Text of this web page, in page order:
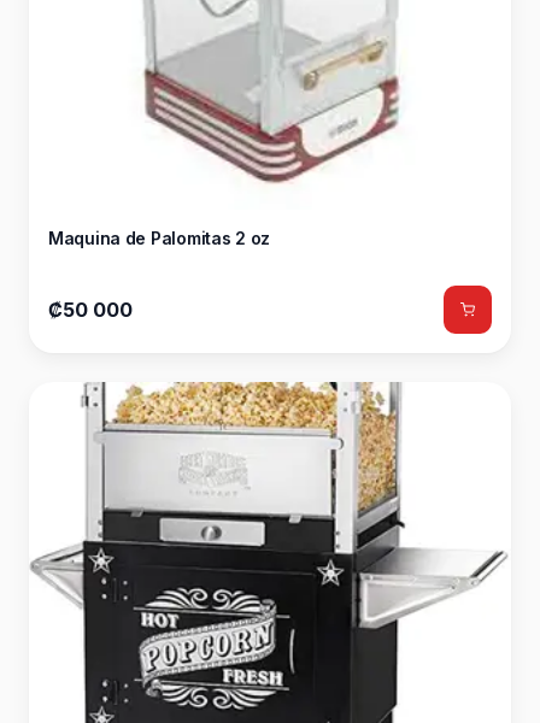
Maquina de Palomitas 2 oz
₡50 000